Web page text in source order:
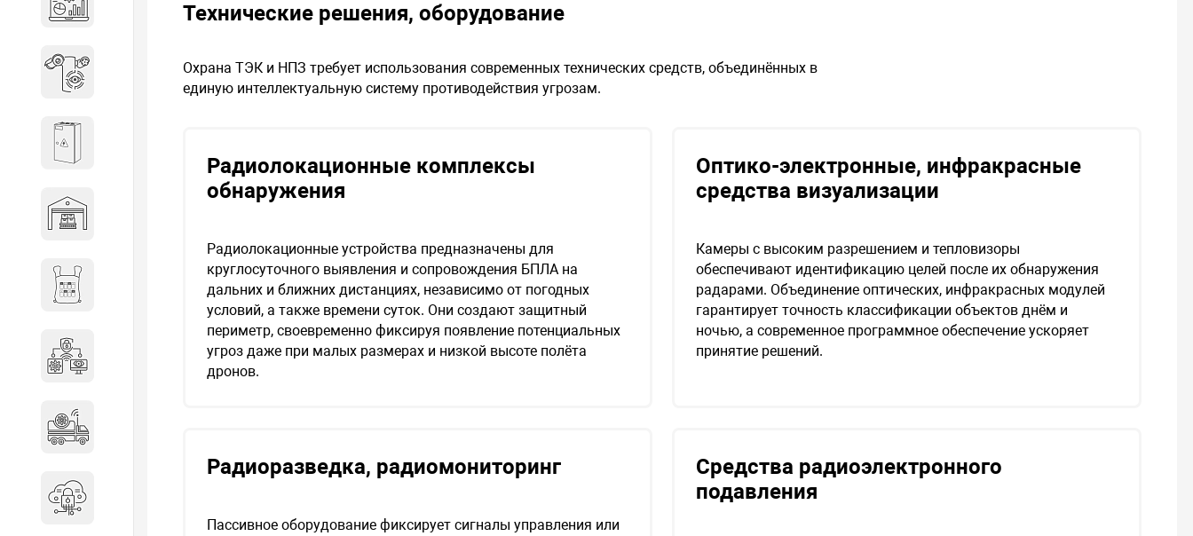
объектов недвижимости
Системы охраны периметра
Снаряжение и экипировка
Специальная техника
Технические решения, оборудование
Охрана ТЭК и НПЗ требует использования современных технических средств, объединённых в
единую интеллектуальную систему противодействия угрозам.
Радиолокационные комплексы
обнаружения
Радиолокационные устройства предназначены для
круглосуточного выявления и сопровождения БПЛА на
дальних и ближних дистанциях, независимо от погодных
условий, а также времени суток. Они создают защитный
периметр, своевременно фиксируя появление потенциальных
угроз даже при малых размерах и низкой высоте полёта
дронов.
Оптико-электронные, инфракрасные
средства визуализации
Камеры с высоким разрешением и тепловизоры
обеспечивают идентификацию целей после их обнаружения
радарами. Объединение оптических, инфракрасных модулей
гарантирует точность классификации объектов днём и
ночью, а современное программное обеспечение ускоряет
принятие решений.
Радиоразведка, радиомониторинг
Пассивное оборудование фиксирует сигналы управления или
Средства радиоэлектронного
подавления